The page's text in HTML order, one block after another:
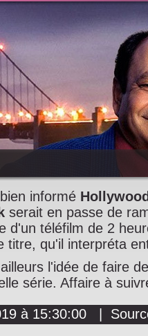
informé
serait en passe de
d'un téléfilm de 2
titre, qu'il interpréta
l'idée de faire
série. Affaire à
à 15:30:00 |